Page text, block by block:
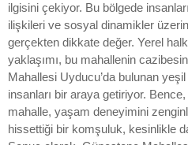
ilgisini çekiyor. Bu bölgede
ilişkileri ve sosyal dinamikler
gerçekten dikkate değer. Yerel
yaklaşımı, bu mahallenin
Mahallesi Uyducu’da bulunan
insanları bir araya getiriyor.
mahalle, yaşam deneyimini
hissettiği bir komşuluk, kesinlikle